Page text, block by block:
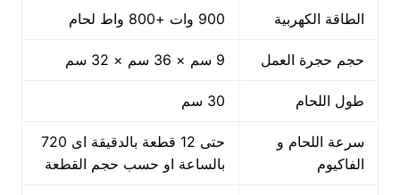
الطاقة الكهربية 900 وات +800 واط لحام
حجم حجرة العمل 9 سم × 36 سم × 32 سم
طول اللحام 30 سم
سرعة اللحام و
الفاكيوم
حتى 12 قطعة بالدقيقة اى 720
بالساعة او حسب حجم القطعة